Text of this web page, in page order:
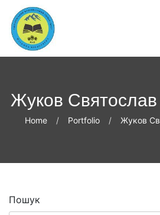
Жуков Святослав
Home Portfolio Жуков
Пошук